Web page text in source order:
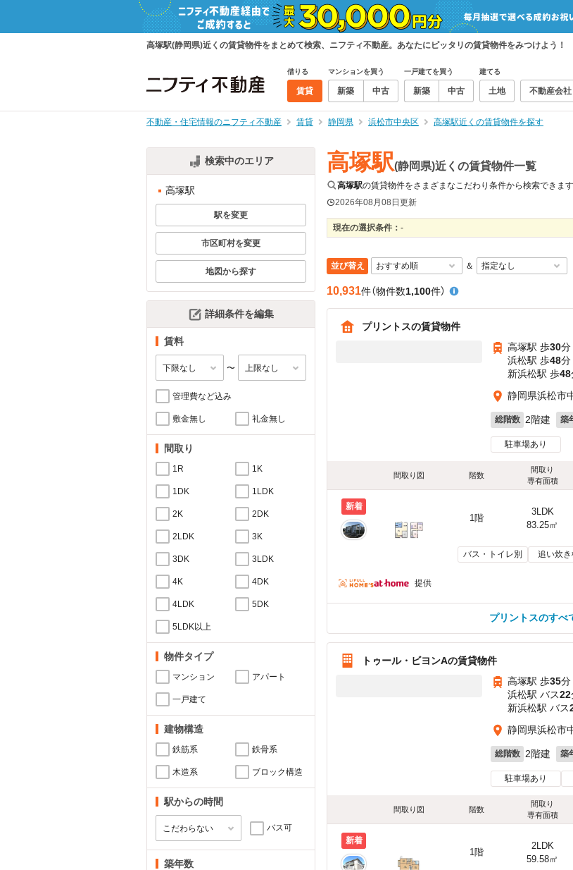
高塚駅(静岡県)近くの賃貸物件をまとめて検索、ニフティ不動産。あなたにピッタリの賃貸物件をみつけよう！
借りる
賃貸
マンションを買う
新築 中古
一戸建てを買う
新築 中古
建てる
土地 不動産会社
不動産・住宅情報のニフティ不動産 賃貸 静岡県 浜松市中央区 高塚駅近くの賃貸物件を探す
検索中のエリア
高塚駅
駅を変更
市区町村を変更
地図から探す
詳細条件を編集
賃料
〜
管理費など込み
敷金無し 礼金無し
間取り
1R 1K
1DK 1LDK
2K 2DK
2LDK 3K
3DK 3LDK
4K 4DK
4LDK 5DK
5LDK以上
物件タイプ
マンション アパート
一戸建て
建物構造
鉄筋系 鉄骨系
木造系 ブロック構造
駅からの時間
バス可
築年数
高塚駅(静岡県)近くの賃貸物件一覧
高塚駅の賃貸物件をさまざまなこだわり条件から検索できます
2026年08月08日更新
現在の選択条件： -
並び替え ＆
10,931件（物件数1,100件）
プリントスの賃貸物件
高塚駅 歩30分
浜松駅 歩48分
新浜松駅 歩48
静岡県浜松市
総階数 2階建 築
駐車場あり
間取り図 階数
間取り
専有面積
新着
1階
3LDK
83.25㎡
バス・トイレ別 追い炊
提供
プリントスのすべ
トゥール・ビヨンAの賃貸物件
高塚駅 歩35分
浜松駅 バス22
新浜松駅 バス
静岡県浜松市
総階数 2階建 築
駐車場あり
間取り図 階数
間取り
専有面積
新着
1階
2LDK
59.58㎡